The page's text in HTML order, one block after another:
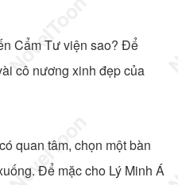
Cẩm Tư viện sao? Để
cô nương xinh đẹp của
quan tâm, chọn một bàn
Để mặc cho Lý Minh Á